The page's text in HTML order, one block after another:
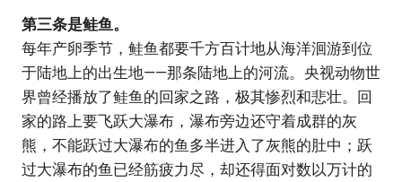
第三条是鲑鱼。
每年产卵季节，鲑鱼都要千方百计地从海洋洄游到位
于陆地上的出生地——那条陆地上的河流。央视动物世
界曾经播放了鲑鱼的回家之路，极其惨烈和悲壮。回
家的路上要飞跃大瀑布，瀑布旁边还守着成群的灰
熊，不能跃过大瀑布的鱼多半进入了灰熊的肚中；跃
过大瀑布的鱼已经筋疲力尽，却还得面对数以万计的